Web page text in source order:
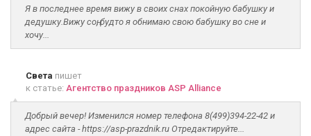
Я в последнее время вижу в своих снах покойную бабушку и
дедушку.Вижу соң, будто я обнимаю свою бабушку во сне и
хочу...
Света пишет
к статье: Агентство праздников ASP Alliance
Добрый вечер! Изменился номер телефона 8(499)394-22-42 и
адрес сайта - https://asp-prazdnik.ru Отредактируйте...